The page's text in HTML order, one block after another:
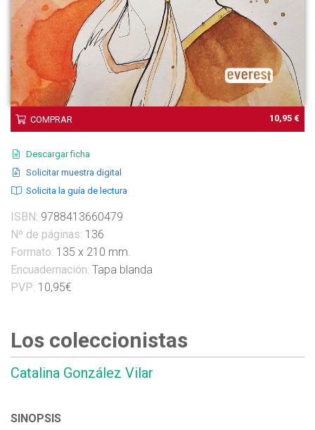
COMPRAR 10,95 €
Descargar ficha
Solicitar muestra digital
Solicita la guía de lectura
ISBN: 9788413660479
Nº de páginas: 136
Formato: 135 x 210 mm.
Encuadernación: Tapa blanda
PVP: 10,95€
Los coleccionistas
Catalina González Vilar
SINOPSIS